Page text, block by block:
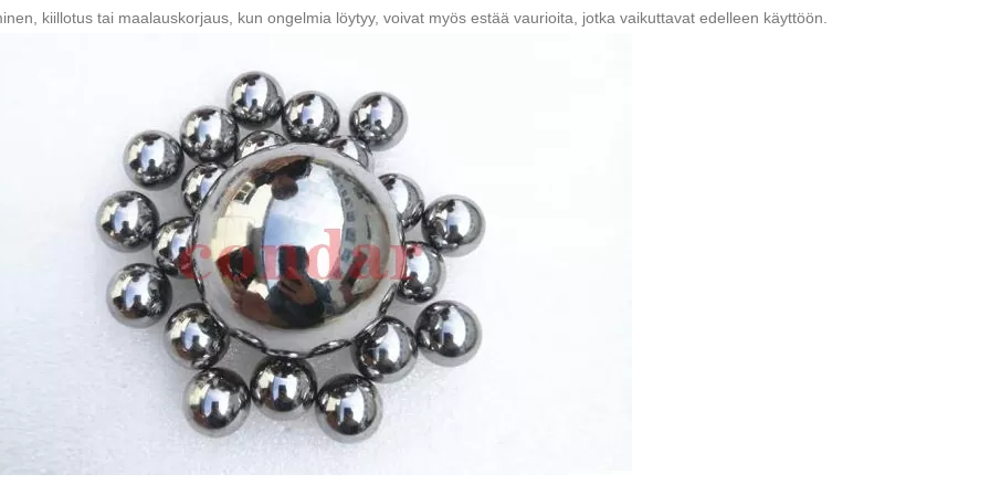
kiillotus tai maalauskorjaus, kun ongelmia löytyy, voivat myös estää vaurioita, jotka vaikuttavat edelleen käyttöön.